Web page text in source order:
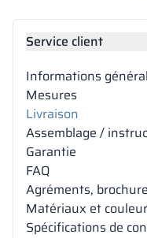
Service client
Informations
Mesures
Livraison
Assemblage /
Garantie
FAQ
Agréments,
Matériaux et
Spécifications de